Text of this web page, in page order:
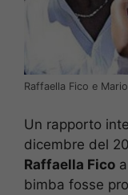
Raffaella Fico e
Un rapporto
dicembre del
Raffaella Fico
bimba fosse